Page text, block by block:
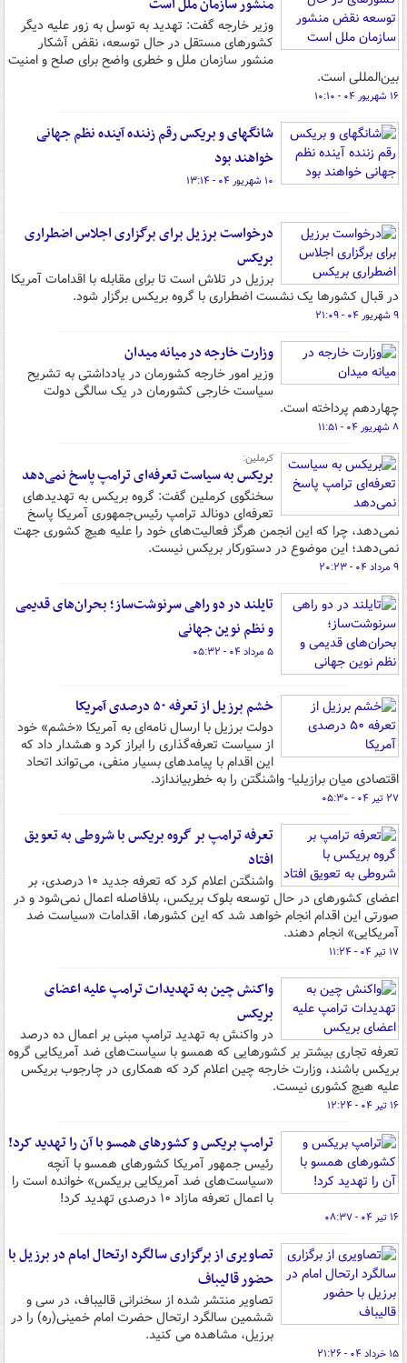
وزیر خارجه گفت: تهدید به توسل به زور علیه دیگر
کشورهای مستقل در حال توسعه، نقض آشکار
منشور سازمان ملل و خطری واضح برای صلح و امنیت
بین‌المللی است.
۱۶ شهریور ۰۴ - ۱۰:۱۰
شانگهای و بریکس رقم زننده آینده نظم جهانی
خواهند بود
۱۰ شهریور ۰۴ - ۱۳:۱۴
درخواست برزیل برای برگزاری اجلاس اضطراری
بریکس
برزیل در تلاش است تا برای مقابله با اقدامات آمریکا
در قبال کشورها یک نشست اضطراری با گروه بریکس برگزار شود.
۹ شهریور ۰۴ - ۲۱:۰۹
وزارت خارجه در میانه میدان
وزیر امور خارجه کشورمان در یادداشتی به تشریح
سیاست خارجی کشورمان در یک سالگی دولت
چهاردهم پرداخته است.
۸ شهریور ۰۴ - ۱۱:۵۱
کرملین:
بریکس به سیاست تعرفه‌ای ترامپ پاسخ نمی‌دهد
سخنگوی کرملین گفت:‌ گروه بریکس به تهدیدهای
تعرفه‌ای دونالد ترامپ رئیس‌جمهوری آمریکا پاسخ
نمی‌دهد، چرا که این انجمن هرگز فعالیت‌های خود را علیه هیچ کشوری جهت
نمی‌دهد؛ این موضوع در دستورکار بریکس نیست.
۹ مرداد ۰۴ - ۲۰:۲۳
تایلند در دو راهی سرنوشت‌ساز؛ بحران‌های قدیمی
و نظم نوین جهانی
۵ مرداد ۰۴ - ۰۵:۳۲
خشم برزیل از تعرفه‌ ۵۰ درصدی آمریکا
دولت برزیل با ارسال نامه‌ای به آمریکا «خشم» خود
از سیاست تعرفه‌گذاری را ابراز کرد و هشدار داد که
این اقدام با پیامدهای بسیار منفی، می‌تواند اتحاد
اقتصادی میان برازیلیا- واشنگتن را به خطربیاندازد.
۲۷ تیر ۰۴ - ۰۵:۳۰
تعرفه ترامپ بر گروه بریکس با شروطی به تعویق
افتاد
واشنگتن اعلام کرد که تعرفه جدید ۱۰ درصدی، بر
اعضای کشورهای در حال توسعه بلوک بریکس، بلافاصله اعمال نمی‌شود و در
صورتی این اقدام انجام خواهد شد که این کشورها، اقدامات «سیاست ضد
آمریکایی» انجام دهند.
۱۷ تیر ۰۴ - ۱۱:۲۴
واکنش چین به تهدیدات ترامپ علیه اعضای
بریکس
در واکنش به تهدید ترامپ مبنی بر اعمال ده درصد
تعرفه تجاری بیشتر بر کشورهایی که همسو با سیاست‌های ضد آمریکایی گروه
بریکس باشند، وزارت خارجه چین اعلام کرد که همکاری در چارجوب بریکس
علیه هیچ کشوری نیست.
۱۶ تیر ۰۴ - ۱۲:۲۴
ترامپ بریکس و کشورهای همسو با آن را تهدید کرد!
رئیس جمهور آمریکا کشورهای همسو با آنچه
«سیاست‌های ضد آمریکایی بریکس» خوانده است را
با اعمال تعرفه‌ مازاد ۱۰ درصدی تهدید کرد!
۱۶ تیر ۰۴ - ۰۸:۳۷
تصاویری از برگزاری سالگرد ارتحال امام در برزیل با
حضور قالیباف
تصاویر منتشر شده از سخنرانی قالیباف، در سی‌ و
ششمین سالگرد ارتحال حضرت امام خمینی(ره) را در
برزیل، مشاهده می کنید.
۱۵ خرداد ۰۴ - ۲۱:۲۶